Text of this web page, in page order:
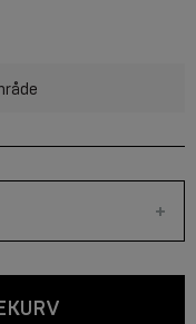
+